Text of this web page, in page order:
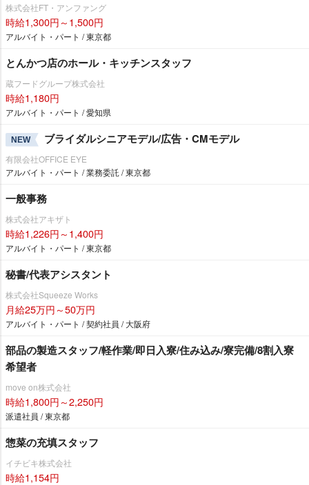
株式会社FT・アンファング
時給1,300円～1,500円
アルバイト・パート / 東京都
とんかつ店のホール・キッチンスタッフ
蔵フードグループ株式会社
時給1,180円
アルバイト・パート / 愛知県
NEW ブライダルシニアモデル/広告・CMモデル
有限会社OFFICE EYE
アルバイト・パート / 業務委託 / 東京都
一般事務
株式会社アキザト
時給1,226円～1,400円
アルバイト・パート / 東京都
秘書/代表アシスタント
株式会社Squeeze Works
月給25万円～50万円
アルバイト・パート / 契約社員 / 大阪府
部品の製造スタッフ/軽作業/即日入寮/住み込み/寮完備/8割入寮
希望者
move on株式会社
時給1,800円～2,250円
派遣社員 / 東京都
惣菜の充填スタッフ
イチビキ株式会社
時給1,154円